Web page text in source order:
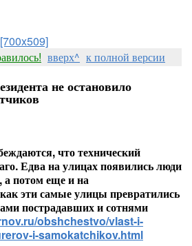
[700x509]
вверх^ к полной версии
не остановило
что технический
Едва на улицах появились люди
а потом еще и на
эти самые улицы превратились
пострадавших и сотнями
obshchestvo/vlast-i-
i-samokatchikov.html